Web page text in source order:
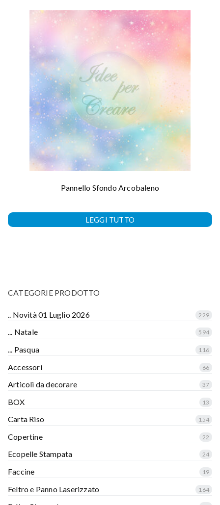
Pannello Sfondo Arcobaleno
LEGGI TUTTO
CATEGORIE PRODOTTO
.. Novità 01 Luglio 2026 229
... Natale 594
... Pasqua 116
Accessori 66
Articoli da decorare 37
BOX 13
Carta Riso 154
Copertine 22
Ecopelle Stampata 24
Faccine 19
Feltro e Panno Laserizzato 164